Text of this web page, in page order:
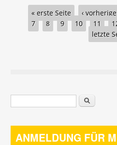
Seiten« erste Seite ‹
7
8 9 10 11
letzte
Suchformular Suche
ANMELDUNG FÜR